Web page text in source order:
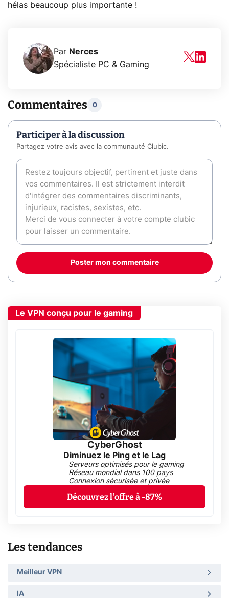
hélas beaucoup plus importante !
Par Nerces
Spécialiste PC & Gaming
Commentaires 0
Participer à la discussion
Partagez votre avis avec la communauté Clubic.
Poster mon commentaire
Le VPN conçu pour le gaming
CyberGhost
Diminuez le Ping et le Lag
Serveurs optimisés pour le gaming
Réseau mondial dans 100 pays
Connexion sécurisée et privée
Découvrez l'offre à -87%
Les tendances
Meilleur VPN
IA